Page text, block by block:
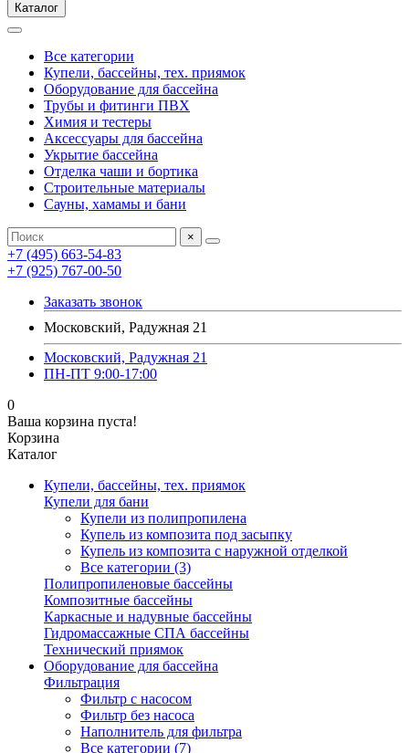
Каталог
Все категории
Купели, бассейны, тех. приямок
Оборудование для бассейна
Трубы и фитинги ПВХ
Химия и тестеры
Аксессуары для бассейна
Укрытие бассейна
Отделка чаши и бортика
Строительные материалы
Сауны, хамамы и бани
×
+7 (495) 663-54-83
+7 (925) 767-00-50
Заказать звонок
Московский, Радужная 21
Московский, Радужная 21
ПН-ПТ 9:00-17:00
0
Ваша корзина пуста!
Корзина
Каталог
Купели, бассейны, тех. приямок
Купели для бани
Купели из полипропилена
Купель из композита под засыпку
Купель из композита с наружной отделкой
Все категории (3)
Полипропиленовые бассейны
Композитные бассейны
Каркасные и надувные бассейны
Гидромассажные СПА бассейны
Технический приямок
Оборудование для бассейна
Фильтрация
Фильтр с насосом
Фильтр без насоса
Наполнитель для фильтра
Все категории (7)